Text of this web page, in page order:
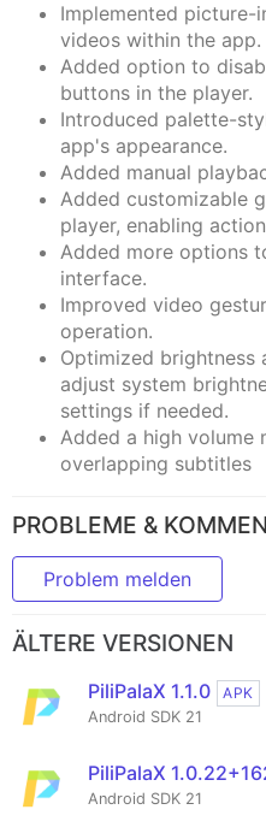
Implemented picture-
videos within the app.
Added option to
buttons in the player.
Introduced palette-
app's appearance.
Added manual
Added customizable
player, enabling
Added more options
interface.
Improved video
operation.
Optimized brightness
adjust system
settings if needed.
Added a high volume
overlapping subtitles
PROBLEME &
Problem melden
ÄLTERE VERSIONEN
PiliPalaX 1.1.0
APK
Android SDK 21
PiliPalaX
Android SDK 21